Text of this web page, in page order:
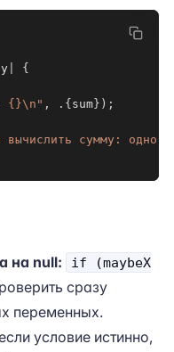
y
{
{}\n" , . { sum } ) ;
вычислить сумму: одно
на null:
if (maybeX
сразу
переменных.
условие истинно,